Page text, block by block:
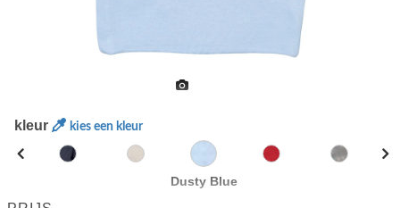
kleur kies een kleur
Dusty Blue